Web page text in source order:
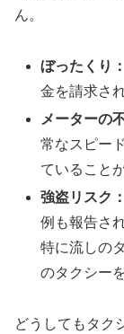
ん。
ぼったくり：
金を請求さ
メーターの
常なスピー
ていること
強盗リスク
例も報告さ
特に流しの
のタクシー
どうしてもタク